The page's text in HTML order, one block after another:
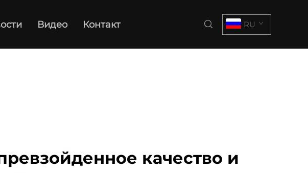
Видео Контакт RU
качество и